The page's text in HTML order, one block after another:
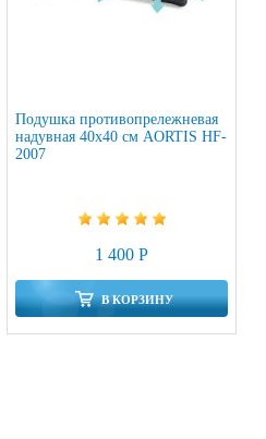
Подушка противопрележневая
надувная 40х40 см AORTIS HF-
2007
1 400 Р
В КОРЗИНУ